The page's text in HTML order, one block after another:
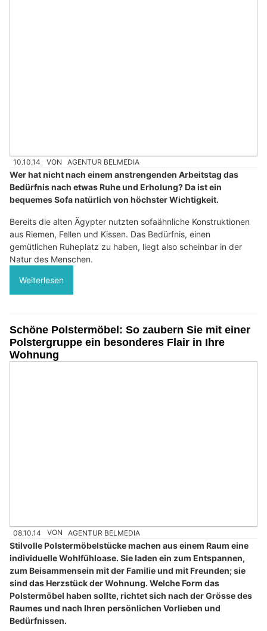
10.10.14 VON AGENTUR BELMEDIA
Wer hat nicht nach einem anstrengenden Arbeitstag das
Bedürfnis nach etwas Ruhe und Erholung? Da ist ein
bequemes Sofa natürlich von höchster Wichtigkeit.
Bereits die alten Ägypter nutzten sofaähnliche Konstruktionen
aus Riemen, Fellen und Kissen. Das Bedürfnis, einen
gemütlichen Ruheplatz zu haben, liegt also scheinbar in der
Natur des Menschen.
Weiterlesen
Schöne Polstermöbel: So zaubern Sie mit einer
Polstergruppe ein besonderes Flair in Ihre
Wohnung
08.10.14 VON AGENTUR BELMEDIA
Stilvolle Polstermöbelstücke machen aus einem Raum eine
individuelle Wohlfühloase. Sie laden ein zum Entspannen,
zum Beisammensein mit der Familie und mit Freunden; sie
sind das Herzstück der Wohnung. Welche Form das
Polstermöbel haben sollte, richtet sich nach der Grösse des
Raumes und nach Ihren persönlichen Vorlieben und
Bedürfnissen.